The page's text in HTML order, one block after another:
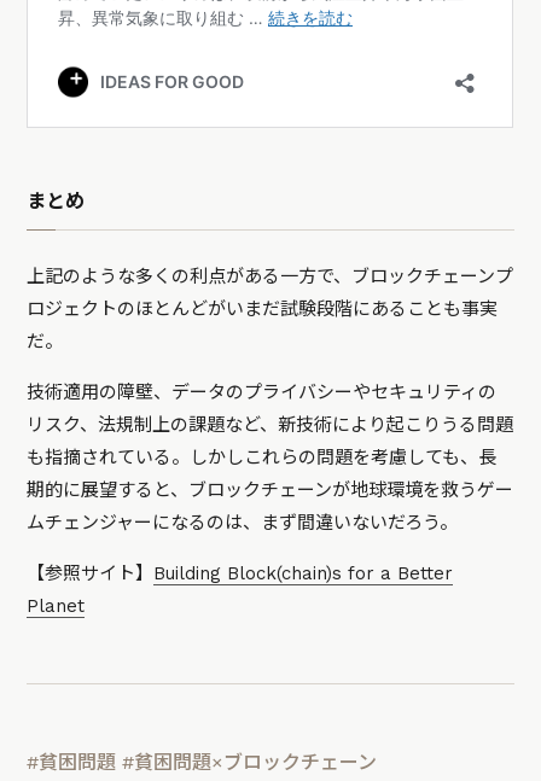
まとめ
上記のような多くの利点がある一方で、ブロックチェーンプ
ロジェクトのほとんどがいまだ試験段階にあることも事実
だ。
技術適用の障壁、データのプライバシーやセキュリティの
リスク、法規制上の課題など、新技術により起こりうる問題
も指摘されている。しかしこれらの問題を考慮しても、長
期的に展望すると、ブロックチェーンが地球環境を救うゲー
ムチェンジャーになるのは、まず間違いないだろう。
【参照サイト】 Building Block(chain)s for a Better
Planet
#貧困問題 #貧困問題×ブロックチェーン